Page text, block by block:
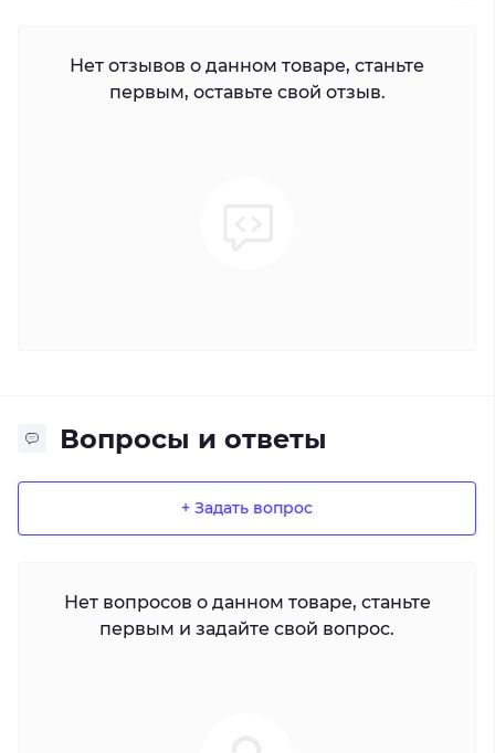
Нет отзывов о данном товаре, станьте
первым, оставьте свой отзыв.
Вопросы и ответы
+ Задать вопрос
Нет вопросов о данном товаре, станьте
первым и задайте свой вопрос.